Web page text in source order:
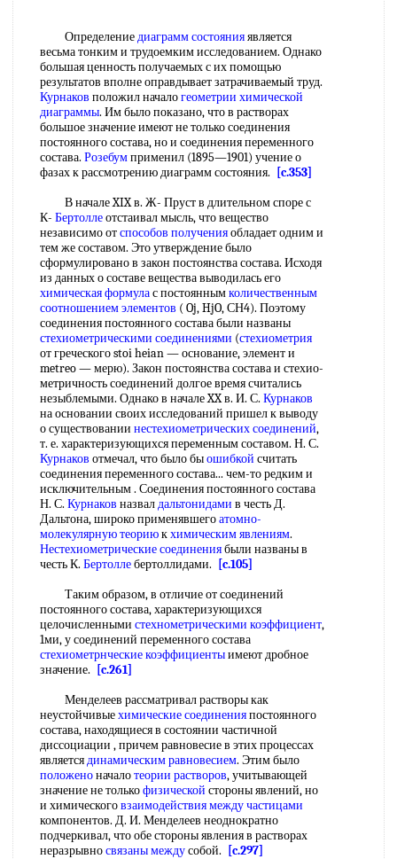
Определениедиаграмм состоянияявляется
весьма тонким и трудоемким исследованием. Однако
большая ценность получаемых с их помощью
результатов вполне оправдывает затрачиваемый труд.
Курнаков положил началогеометрии химической
диаграммы. Им было показано, что в растворах
большое значение имеют не только соединения
постоянного состава, но и соединения переменного
состава. Розебумприменил (1895—1901) учение о
фазах к рассмотрению диаграмм состояния.
[c.353]
В начале XIX в. Ж- Пруст в длительном споре с
К- Бертоллеотстаивал мысль, что вещество
независимо отспособов полученияобладает одним и
тем же составом. Это утверждение было
сформулировано в закон постоянства состава. Исходя
из данных о составе вещества выводилась его
химическая формулас постояннымколичественным
соотношением элементов ( Oj, HjO, СН4). Поэтому
соединения постоянного состава были названы
стехиометрическими соединениями (стехиометрия
от греческого stoi heian — основание, элемент и
metreo — мерю). Закон постоянства состава и стехио-
метричность соединений долгое время считались
незыблемыми. Однако в начале XX в. И. С. Курнаков
на основании своих исследований пришел к выводу
о существовании нестехиометрических соединений,
т. е. характеризующихся переменным составом. Н. С.
Курнаков отмечал, что было быошибкой считать
соединения переменного состава... чем-то редким и
исключительным . Соединения постоянного состава
Н. С. Курнаков назвалдальтонидами в честь Д.
Дальтона, широко применявшегоатомно-
молекулярную теориюкхимическим явлениям.
Нестехиометрические соединениябыли названы в
честь К. Бертоллебертоллидами.
[c.105]
Таким образом, в отличие от соединений
постоянного состава, характеризующихся
целочисленными стехнометрическими коэффициент,
1ми, у соединений переменного состава
стехиометрнческие коэффициентыимеют дробное
значение.
[c.261]
Менделеев рассматривал растворы как
неустойчивыехимические соединенияпостоянного
состава, находящиеся в состоянии частичной
диссоциации , причем равновесие в этих процессах
являетсядинамическим равновесием. Этим было
положеноначалотеории растворов, учитывающей
значение не толькофизической стороны явлений, но
и химическоговзаимодействия между частицами
компонентов. Д. И. Менделеев неоднократно
подчеркивал, что обе стороны явления в растворах
неразрывносвязаны междусобой.
[c.297]